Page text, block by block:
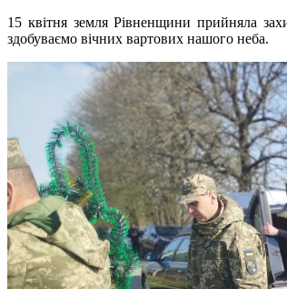
15 квітня земля Рівненщини прийняла
здобуваємо вічних вартових нашого неба.